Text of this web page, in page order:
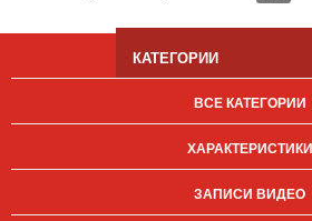
КАТЕГОРИИ
ВСЕ КАТЕГОРИИ
ХАРАКТЕРИСТИКИ
ЗАПИСИ ВИДЕО